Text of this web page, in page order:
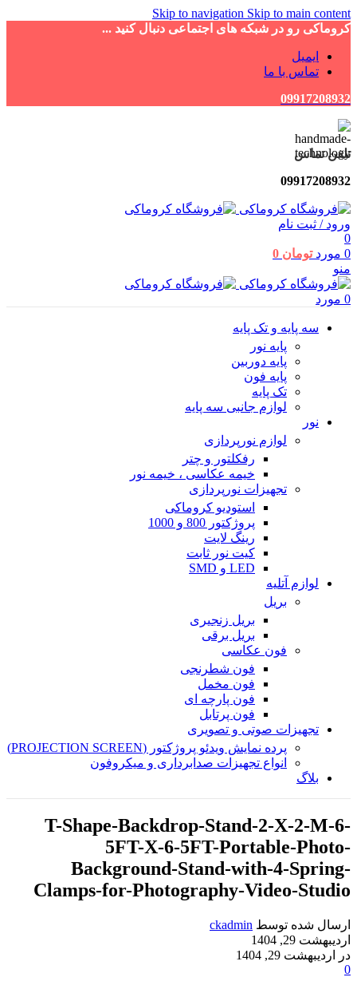
Skip to navigation Skip to main content
کروماکی رو در شبکه های اجتماعی دنبال کنید ...
ایمیل
تماس با ما
09917208932
تلفن تماس
09917208932
ورود / ثبت نام
0
0 مورد تومان
منو
0 مورد
سه پایه و تک پایه
پایه نور
پایه دوربین
پایه فون
تک پایه
لوازم جانبی سه پایه
نور
لوازم نورپردازی
رفکلتور و چتر
خیمه عکاسی ، خیمه نور
تجهیزات نورپردازی
استودیو کروماکی
پروژکتور 800 و 1000
رینگ لایت
کیت نور ثابت
LED و SMD
لوازم آتلیه
بریل
بریل زنجیری
بریل برقی
فون عکاسی
فون شطرنجی
فون مخمل
فون پارچه ای
فون پرتابل
تجهیزات صوتی و تصویری
پرده نمایش ویدئو پروژکتور (PROJECTION SCREEN)
انواع تجهیزات صدابرداری و میکروفون
بلاگ
T-Shape-Backdrop-Stand-2-X-2-M-6-
5FT-X-6-5FT-Portable-Photo-
Background-Stand-with-4-Spring-
Clamps-for-Photography-Video-Studio
ارسال شده توسط ckadmin
اردیبهشت 29, 1404
در اردیبهشت 29, 1404
0